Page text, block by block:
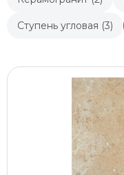
Ступень угловая (3)